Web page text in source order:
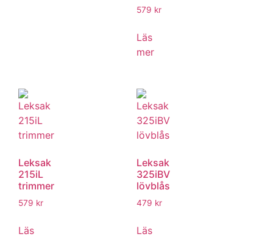
579 kr
Läs
mer
Leksak
215iL
trimmer
579 kr
Läs
Leksak
325iBV
lövblås
479 kr
Läs